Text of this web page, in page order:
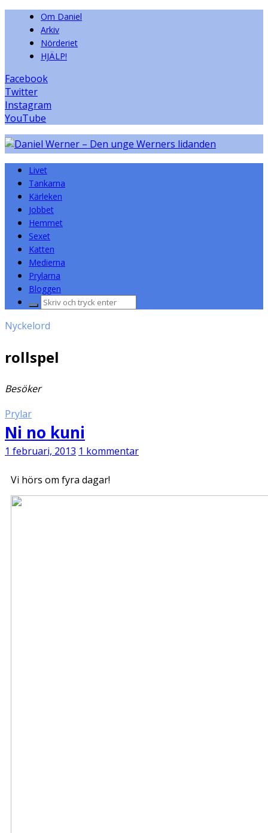
Om Daniel
Arkiv
Nörderiet
HJÄLP!
Facebook
Twitter
Instagram
YouTube
Livet
Tankarna
Kärleken
Jobbet
Hemmet
Sexet
Katten
Medierna
Prylarna
Bloggen
Sök
Nyckelord
rollspel
Besöker
Prylar
Ni no kuni
1 februari, 2013 1 kommentar
Vi hörs om fyra dagar!